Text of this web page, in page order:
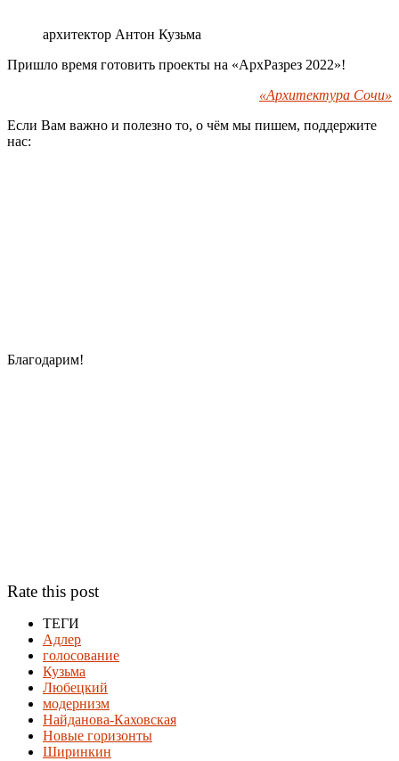
архитектор Антон Кузьма
Пришло время готовить проекты на «АрхРазрез 2022»!
«Архитектура Сочи»
Если Вам важно и полезно то, о чём мы пишем, поддержите
нас:
Благодарим!
Rate this post
ТЕГИ
Адлер
голосование
Кузьма
Любецкий
модернизм
Найданова-Каховская
Новые горизонты
Ширинкин